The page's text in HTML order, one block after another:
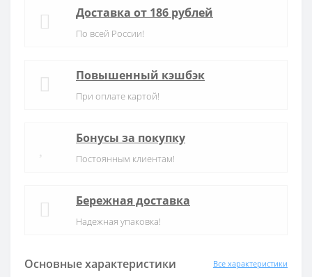
Основные характеристики Все характеристики
Доставка от 186 рублей
По всей России!
Повышенный кэшбэк
При оплате картой!
Бонусы за покупку
Постоянным клиентам!
Бережная доставка
Надежная упаковка!